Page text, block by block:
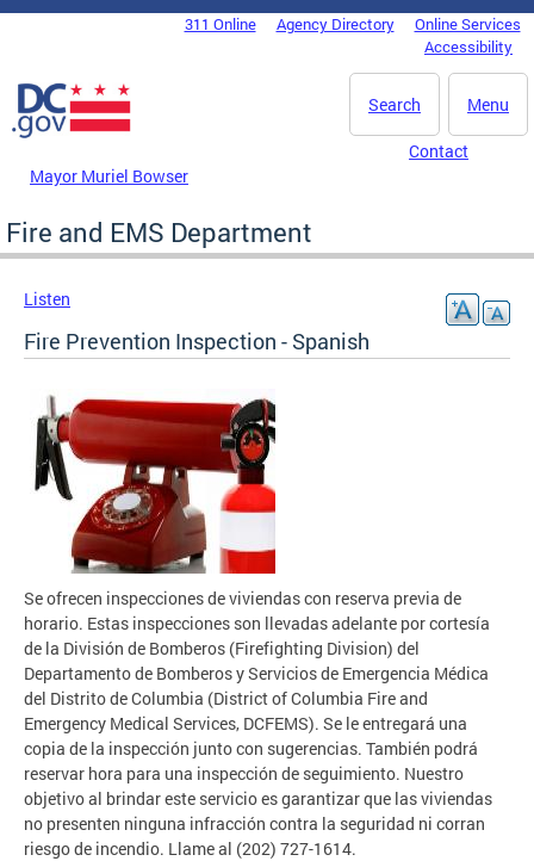
Skip to main content
DC Agency Top Menu311 Online Agency Directory
Online Services
Accessibility
Menu
Search
Mayor Muriel Bowser
Contact
Fire and EMS Department
Listen
Fire Prevention Inspection - Spanish
Se ofrecen inspecciones de viviendas con reserva previa de
horario. Estas inspecciones son llevadas adelante por cortesía
de la División de Bomberos (Firefighting Division) del
Departamento de Bomberos y Servicios de Emergencia Médica
del Distrito de Columbia (District of Columbia Fire and
Emergency Medical Services, DCFEMS). Se le entregará una
copia de la inspección junto con sugerencias. También podrá
reservar hora para una inspección de seguimiento. Nuestro
objetivo al brindar este servicio es garantizar que las viviendas
no presenten ninguna infracción contra la seguridad ni corran
riesgo de incendio. Llame al (202) 727-1614.